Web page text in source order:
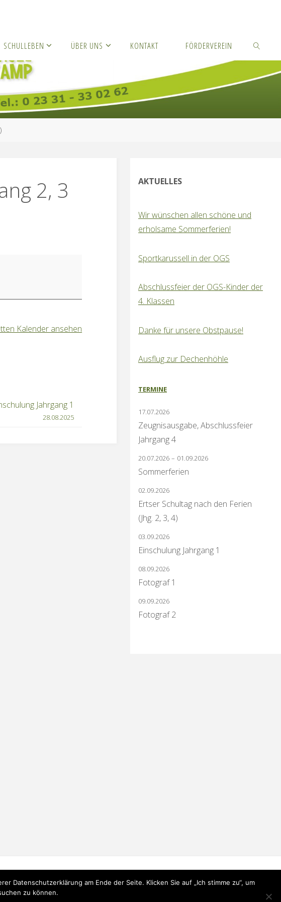
SCHULLEBEN ÜBER UNS KONTAKT FÖRDERVEREIN
SUCHEN
2, 3
Kalender ansehen
Jahrgang 1
28.08.2025
AKTUELLES
Wir wünschen allen schöne und
erholsame Sommerferien!
Sportkarussell in der OGS
Abschlussfeier der OGS-Kinder der
4. Klassen
Danke für unsere Obstpause!
Ausflug zur Dechenhöhle
TERMINE
17.07.2026
Zeugnisausgabe, Abschlussfeier
Jahrgang 4
20.07.2026 – 01.09.2026
Sommerferien
02.09.2026
Ertser Schultag nach den Ferien
(Jhg. 2, 3, 4)
03.09.2026
Einschulung Jahrgang 1
08.09.2026
Fotograf 1
09.09.2026
Fotograf 2
Datenschutzerklärung am Ende der Seite. Klicken Sie auf „Ich stimme zu“, um
zu können.